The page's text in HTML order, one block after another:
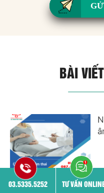
BÀI
03.5335.5252 TƯ VẤN